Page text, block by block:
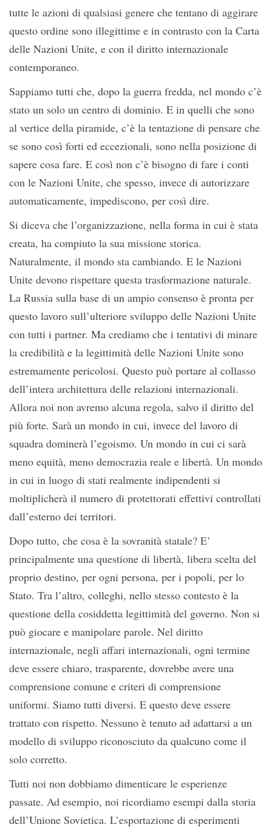
tutte le azioni di qualsiasi genere che tentano di aggirare
questo ordine sono illegittime e in contrasto con la Carta
delle Nazioni Unite, e con il diritto internazionale
contemporaneo.
Sappiamo tutti che, dopo la guerra fredda, nel mondo c’è
stato un solo un centro di dominio. E in quelli che sono
al vertice della piramide, c’è la tentazione di pensare che
se sono così forti ed eccezionali, sono nella posizione di
sapere cosa fare. E così non c’è bisogno di fare i conti
con le Nazioni Unite, che spesso, invece di autorizzare
automaticamente, impediscono, per così dire.
Si diceva che l’organizzazione, nella forma in cui è stata
creata, ha compiuto la sua missione storica.
Naturalmente, il mondo sta cambiando. E le Nazioni
Unite devono rispettare questa trasformazione naturale.
La Russia sulla base di un ampio consenso è pronta per
questo lavoro sull’ulteriore sviluppo delle Nazioni Unite
con tutti i partner. Ma crediamo che i tentativi di minare
la credibilità e la legittimità delle Nazioni Unite sono
estremamente pericolosi. Questo può portare al collasso
dell’intera architettura delle relazioni internazionali.
Allora noi non avremo alcuna regola, salvo il diritto del
più forte. Sarà un mondo in cui, invece del lavoro di
squadra dominerà l’egoismo. Un mondo in cui ci sarà
meno equità, meno democrazia reale e libertà. Un mondo
in cui in luogo di stati realmente indipendenti si
moltiplicherà il numero di protettorati effettivi controllati
dall’esterno dei territori.
Dopo tutto, che cosa è la sovranità statale? E’
principalmente una questione di libertà, libera scelta del
proprio destino, per ogni persona, per i popoli, per lo
Stato. Tra l’altro, colleghi, nello stesso contesto è la
questione della cosiddetta legittimità del governo. Non si
può giocare e manipolare parole. Nel diritto
internazionale, negli affari internazionali, ogni termine
deve essere chiaro, trasparente, dovrebbe avere una
comprensione comune e criteri di comprensione
uniformi. Siamo tutti diversi. E questo deve essere
trattato con rispetto. Nessuno è tenuto ad adattarsi a un
modello di sviluppo riconosciuto da qualcuno come il
solo corretto.
Tutti noi non dobbiamo dimenticare le esperienze
passate. Ad esempio, noi ricordiamo esempi dalla storia
dell’Unione Sovietica. L’esportazione di esperimenti